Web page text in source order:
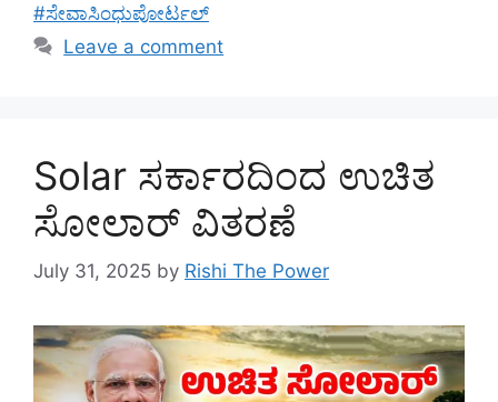
#ಸೇವಾಸಿಂಧುಪೋರ್ಟಲ್
Leave a comment
Solar ಸರ್ಕಾರದಿಂದ ಉಚಿತ
ಸೋಲಾರ್ ವಿತರಣೆ
July 31, 2025 by Rishi The Power